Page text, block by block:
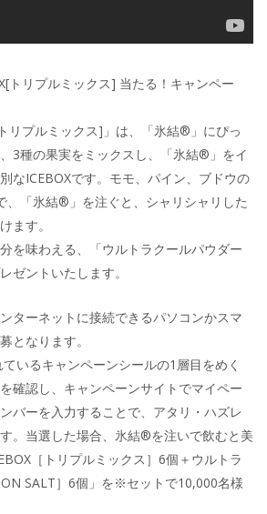
トリプルミックス] 当たる！キャンペー
リプルミックス]」は、「氷結®」にぴっ
3種の果実をミックスし、「氷結®」をイ
なICEBOXです。モモ、パイン、ブドウの
、「氷結®」を注ぐと、シャリシャリした
ます。
を味わえる、「ウルトラクールパウダー
ゼントいたします。
ターネットに接続できるパソコンかスマ
となります。
いるキャンペーンシールの1層目をめく
確認し、キャンペーンサイトでマイペー
バーを入力することで、アタリ・ハズレ
。当選した場合、氷結®を注いで飲むと美
［トリプルミックス］6個＋ウルトラ
SALT］6個」を※セットで10,000名様